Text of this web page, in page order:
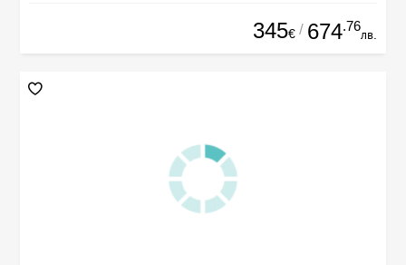
345€ / 674.76
лв.